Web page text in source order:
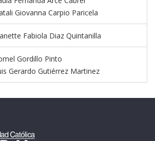
Giovanna Carpio Paricela
Fabiola Diaz Quintanilla
Gordillo Pinto
Gerardo Gutiérrez Martinez